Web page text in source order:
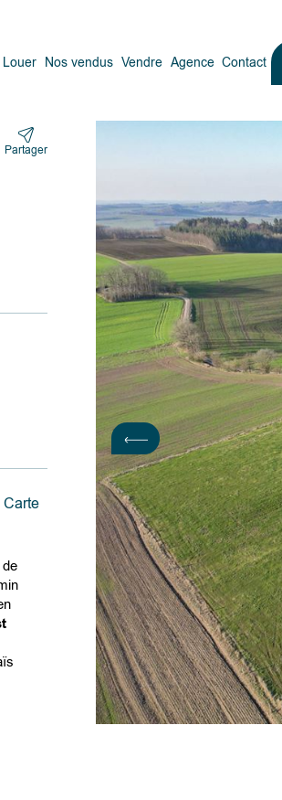
Louer Nos vendus Vendre Agence Contact
Partager
Carte